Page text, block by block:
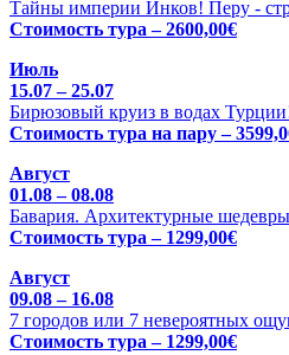
Тайны империи Инков! Перу -
Стоимость тура – 2600,00€
Июль
15.07 – 25.07
Бирюзовый круиз в водах
Стоимость тура на пару –
Август
01.08 – 08.08
Бавария. Архитектурные
Стоимость тура – 1299,00€
Август
09.08 – 16.08
7 городов или 7 невероятных
Стоимость тура – 1299,00€